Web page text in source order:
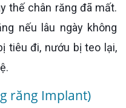
thế chân răng đã mất.
nếu lâu ngày không
tiêu đi, nướu bị teo lại,
răng Implant)